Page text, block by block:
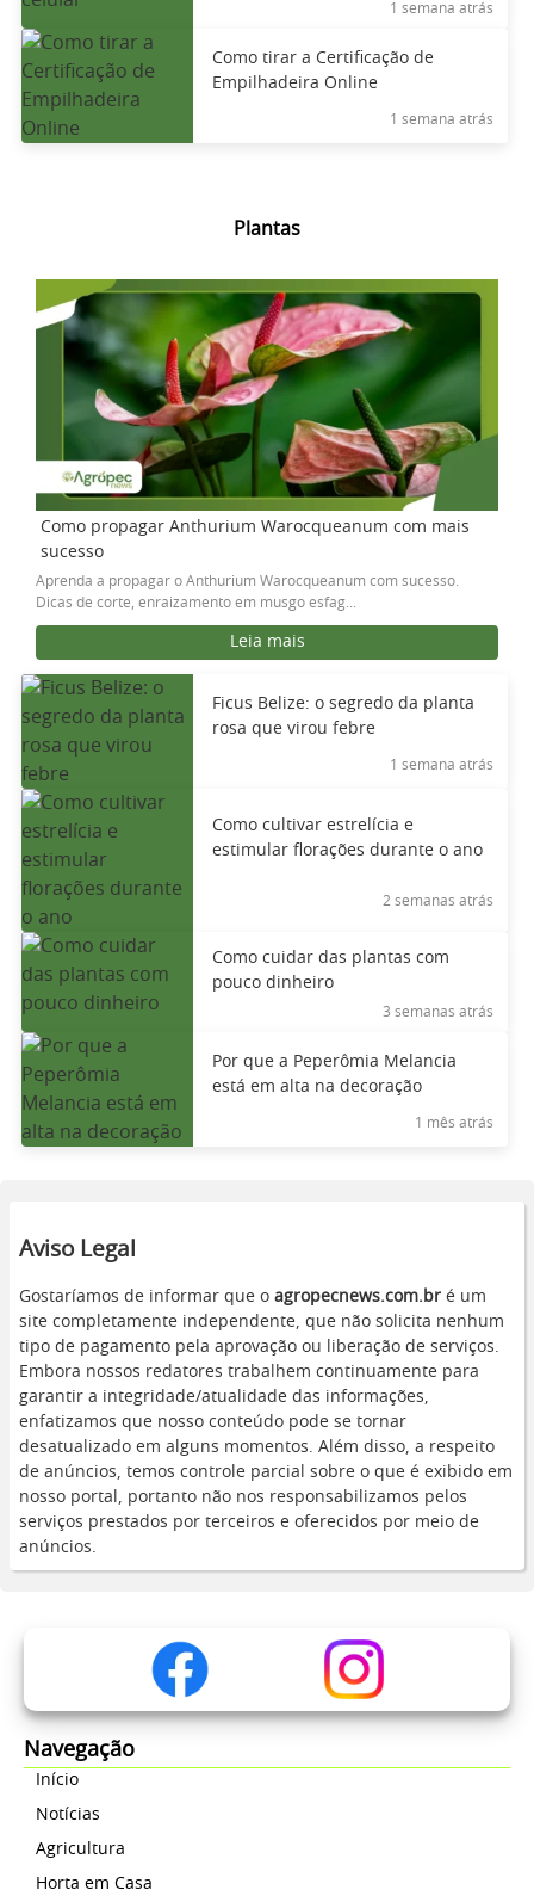
1 semana atrás
Como tirar a Certificação de
Empilhadeira Online
1 semana atrás
Plantas
Como propagar Anthurium Warocqueanum com mais
sucesso
Aprenda a propagar o Anthurium Warocqueanum com sucesso.
Dicas de corte, enraizamento em musgo esfag...
Leia mais
Ficus Belize: o segredo da planta
rosa que virou febre
1 semana atrás
Como cultivar estrelícia e
estimular florações durante o ano
2 semanas atrás
Como cuidar das plantas com
pouco dinheiro
3 semanas atrás
Por que a Peperômia Melancia
está em alta na decoração
1 mês atrás
Aviso Legal
Gostaríamos de informar que o agropecnews.com.br é um
site completamente independente, que não solicita nenhum
tipo de pagamento pela aprovação ou liberação de serviços.
Embora nossos redatores trabalhem continuamente para
garantir a integridade/atualidade das informações,
enfatizamos que nosso conteúdo pode se tornar
desatualizado em alguns momentos. Além disso, a respeito
de anúncios, temos controle parcial sobre o que é exibido em
nosso portal, portanto não nos responsabilizamos pelos
serviços prestados por terceiros e oferecidos por meio de
anúncios.
Navegação
Início
Notícias
Agricultura
Horta em Casa